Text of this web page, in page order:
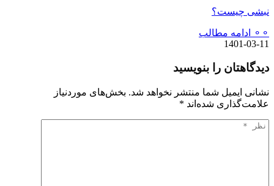
نبشی چیست؟
⚬⚬ ادامه مطالب
1401-03-11
دیدگاهتان را بنویسید
نشانی ایمیل شما منتشر نخواهد شد. بخش‌های موردنیاز
علامت‌گذاری شده‌اند *